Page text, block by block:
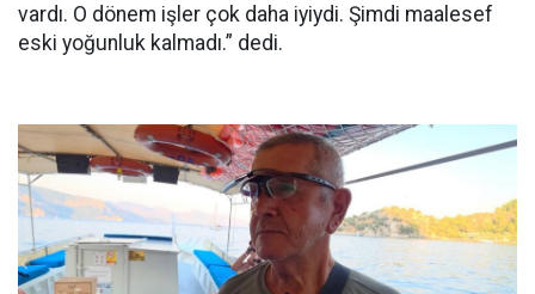
vardı. O dönem işler çok daha iyiydi. Şimdi maalesef
eski yoğunluk kalmadı.” dedi.